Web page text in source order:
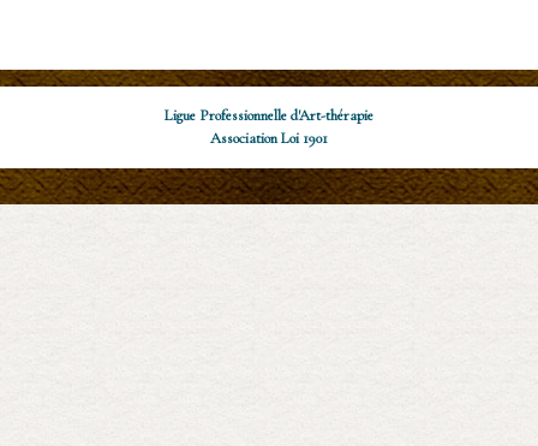
Ligue Professionnelle d'Art-thérapie
Association Loi 1901